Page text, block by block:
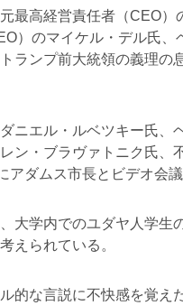
最高経営責任者（CEO）
）のマイケル・デル氏、
ランプ前大統領の義理の
ニエル・ルベツキー氏、
ン・ブラヴァトニク氏、
アダムス市長とビデオ会議
大学内でのユダヤ人学生
えられている。
的な言説に不快感を覚え